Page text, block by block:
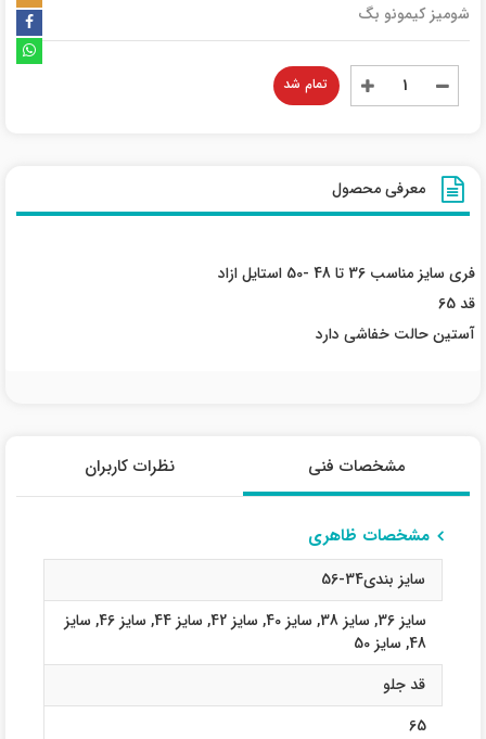
شومیز کیمونو بگ
تمام شد
معرفی محصول
فری سایز مناسب 36 تا 48 -50 استایل ازاد
قد 65
آستین حالت خفاشی دارد
مشخصات فنی نظرات کاربران
مشخصات ظاهری
سایز بندی34-56
سایز 36
, سایز 38 , سایز 40 , سایز 42 , سایز 44 , سایز 46 , سایز
48
, سایز 50
قد جلو
65